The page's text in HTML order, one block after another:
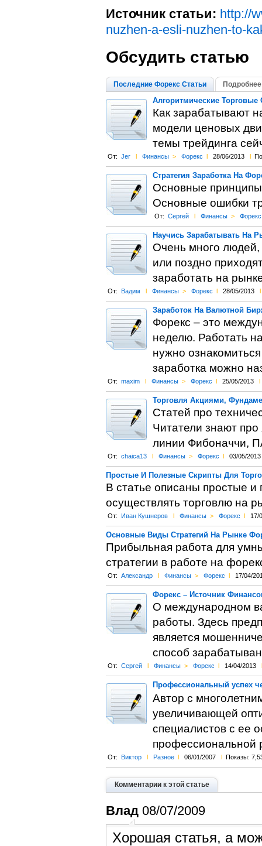
Источник статьи: http://
nuzhen-a-esli-nuzhen-to-
Обсудить статью
Последние Форекс Статьи
Алгоритмические
Как зарабатывают
модели ценовых
темы трейдинга
От: Jer l Финансы > Форекс l 28/06/2013 l
Стратегия Заработка На
Основные
Основные ошибки
От: Сергей l Финансы > Форекс
Научись Зарабатывать На
Очень много людей,
или поздно
заработать на
От: Вадим l Финансы > Форекс l 28/05/2013 l
Заработок На Валютной
Форекс – это
неделю. Работать
нужно
заработка можно
От: maxim l Финансы > Форекс l 25/05/2013 l
Торговля Акциями,
Статей про
Читатели знают
линии Фибоначчи,
От: chaica13 l Финансы > Форекс l 03/05/2013
Простые И Полезные Скрипты Для
В статье описаны простые
осуществлять торговлю на
От: Иван Кушнеров l Финансы > Форекс l 17/
Основные Виды Стратегий На Рынке
Прибыльная работа для
стратегии в работе на
От: Александр l Финансы > Форекс l 17/04/
Форекс – Источник
О международном
работы. Здесь
является
способ
От: Сергей l Финансы > Форекс l 14/04/2013 l
Профессиональный успех
Автор с
увеличивающей
специалистов с ее
профессиональной
От: Виктор l Разное l 06/01/2007 l Показы:
Комментарии к этой статье
Влад08/07/2009
Хорошая статья, а